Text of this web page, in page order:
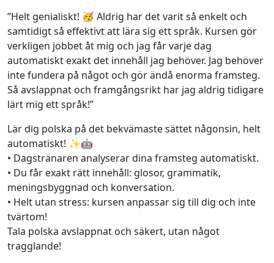
”Helt genialiskt! 🥳 Aldrig har det varit så enkelt och
samtidigt så effektivt att lära sig ett språk. Kursen gör
verkligen jobbet åt mig och jag får varje dag
automatiskt exakt det innehåll jag behöver. Jag behöver
inte fundera på något och gör ändå enorma framsteg.
Så avslappnat och framgångsrikt har jag aldrig tidigare
lärt mig ett språk!”
Lär dig polska på det bekvämaste sättet någonsin, helt
automatiskt! ✨🤖
• Dagstränaren analyserar dina framsteg automatiskt.
• Du får exakt rätt innehåll: glosor, grammatik,
meningsbyggnad och konversation.
• Helt utan stress: kursen anpassar sig till dig och inte
tvärtom!
Tala polska avslappnat och säkert, utan något
tragglande!